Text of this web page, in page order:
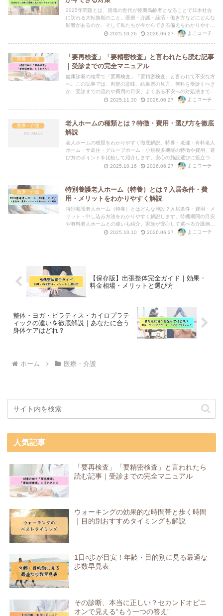
2025年問題とは、団塊の世代が後期高齢者となることで日本社会
に訪れる大転換期のこと。医療・介護・経済・働き方などにどんな
影響があるのか、そして私たちが今からできる備えをわかりやすく
2025.10.26 2026.06.27 よこコーチ
医療・介護
「要再検査」「要精密検査」と言われたら読む記事
｜受診までの完全マニュアル
健康診断の結果で「要再検査」「要精密検査」と言われて不安な方
へ。この記事では、判定の意味、結果票の見方、何科を受診すべき
か、受診までの流れや費用の目安、よくある不安への対処法まで、
初めてでも迷わず動ける対応マニュアルとして分かりやすく解説し
2025.11.30 2026.06.27 よこコーチ
医療・介護
老人ホームの種類とは？特徴・費用・選び方を徹底
解説
老人ホームの種類をわかりやすく徹底解説。特養・老健・有料老人
ホーム・サ高住・グループホーム・小規模多機能の特徴や費用、選
び方のポイントを比較して紹介します。安心の施設選びに役立つ情
2025.10.16 2026.06.27 よこコーチ
医療・介護
特別養護老人ホーム（特養）とは？入居条件・費
用・メリットをわかりやすく解説
特別養護老人ホーム（特養）とはどんな施設？入居条件・費用・メ
リット・申し込み方法をわかりやすく解説します。待機期間の目安
や有料老人ホームとの違いも紹介。家族が安心して選べる介護施設
を見つけましょう。2025.10.10 2026.06.27 よこコーチ
【保存版】出張整体完全ガイド｜効果・
料金相場・メリットと選び方
整体・ヨガ・ピラティス・カイロプラテ
ィックの違いを徹底解説｜あなたに合う
身体ケアはどれ？
ホーム 医療・介護
人気記事
「要再検査」「要精密検査」と言われたら
読む記事｜受診までの完全マニュアル
ウォーキングの効果的な時間帯と歩く時間
｜目的別おすすめタイミングも解説
1日○歩が目安！年齢・目的別に見る最適な
歩数早見表
その診断、本当に正しい？セカンドオピニ
オンで見える“もう一つの答え”